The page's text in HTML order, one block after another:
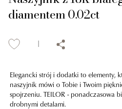
diamentem 0.02ct
Elegancki strój i dodatki to elementy,
naszyjnik mówi o Tobie i Twoim
spojrzeniu. TEILOR - ponadczasowa
drobnymi detalami.